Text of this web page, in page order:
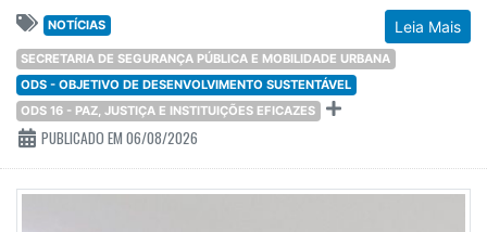
Leia Mais
NOTÍCIAS
SECRETARIA DE SEGURANÇA PÚBLICA E MOBILIDADE URBANA
ODS - OBJETIVO DE DESENVOLVIMENTO SUSTENTÁVEL
ODS 16 - PAZ, JUSTIÇA E INSTITUIÇÕES EFICAZES
PUBLICADO EM 06/08/2026